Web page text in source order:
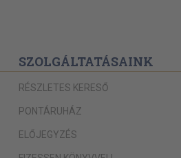
SZOLGÁLTATÁSAINK
RÉSZLETES KERESŐ
PONTÁRUHÁZ
ELŐJEGYZÉS